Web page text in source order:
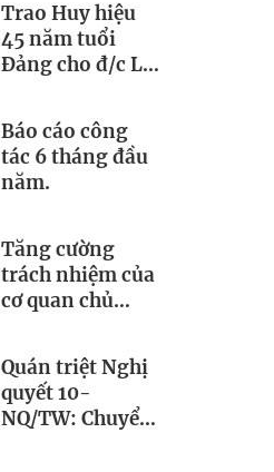
(21/6/1925 –
21/6/2026)
Trao Huy hiệu
45 năm tuổi
Đảng cho đ/c Lê
thư Chi bộ Viện
IBLA
Báo cáo công
tác 6 tháng đầu
năm.
Tăng cường
trách nhiệm của
cơ quan chủ
đạo, chỉ đạo và
quản lý báo chí
Quán triệt Nghị
quyết 10-
NQ/TW: Chuyển